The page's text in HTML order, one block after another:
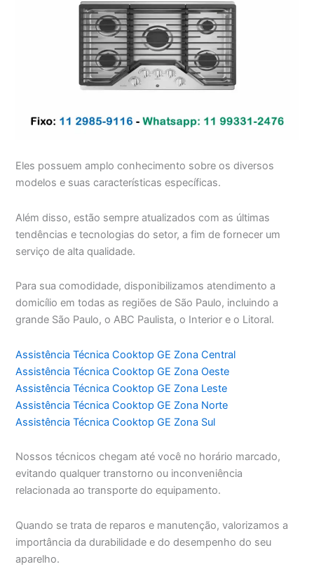
Eles possuem amplo conhecimento sobre os diversos
modelos e suas características específicas.
Além disso, estão sempre atualizados com as últimas
tendências e tecnologias do setor, a fim de fornecer um
serviço de alta qualidade.
Para sua comodidade, disponibilizamos atendimento a
domicílio em todas as regiões de São Paulo, incluindo a
grande São Paulo, o ABC Paulista, o Interior e o Litoral.
Assistência Técnica Cooktop GE Zona Central
Assistência Técnica Cooktop GE Zona Oeste
Assistência Técnica Cooktop GE Zona Leste
Assistência Técnica Cooktop GE Zona Norte
Assistência Técnica Cooktop GE Zona Sul
Nossos técnicos chegam até você no horário marcado,
evitando qualquer transtorno ou inconveniência
relacionada ao transporte do equipamento.
Quando se trata de reparos e manutenção, valorizamos a
importância da durabilidade e do desempenho do seu
aparelho.